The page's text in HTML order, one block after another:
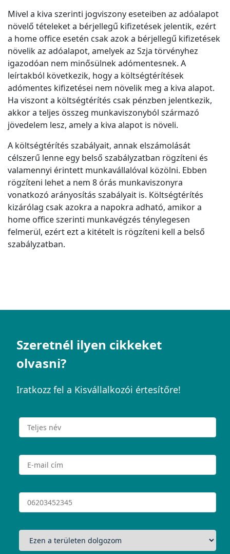
Mivel a kiva szerinti jogviszony eseteiben az adóalapot
növelő tételeket a bérjellegű kifizetések jelentik, ezért
a home office esetén csak azok a bérjellegű kifizetések
növelik az adóalapot, amelyek az Szja törvényhez
igazodóan nem minősülnek adómentesnek. A
leírtakból következik, hogy a költségtérítések
adómentes kifizetései nem növelik meg a kiva alapot.
Ha viszont a költségtérítés csak pénzben jelentkezik,
akkor a teljes összeg munkaviszonyból származó
jövedelem lesz, amely a kiva alapot is növeli.
A költségtérítés szabályait, annak elszámolását
célszerű lenne egy belső szabályzatban rögzíteni és
valamennyi érintett munkavállalóval közölni. Ebben
rögzíteni lehet a nem 8 órás munkaviszonyra
vonatkozó arányosítás szabályait is. Költségtérítés
kizárólag csak azokra a napokra adható, amikor a
home office szerinti munkavégzés ténylegesen
felmerül, ezért ezt a kitételt is rögzíteni kell a belső
szabályzatban.
Szeretnél ilyen cikkeket
olvasni?
Iratkozz fel a Kisvállalkozói értesítőre!